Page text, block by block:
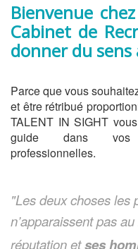
Bienvenue
Cabinet de
donner du sens
Parce que vous
et être rétribué
TALENT IN SIGHT
guide dans vos
professionnelles.
"Les deux choses les
n’apparaissent pasau
réputation etses